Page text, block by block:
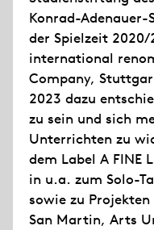
Konrad-
der Spielzeit
international
Company,
2023 dazu
zu sein und sich
Unterrichten zu
dem Label A FINE
in u.a. zum Solo-
sowie zu
San Martin, Arts